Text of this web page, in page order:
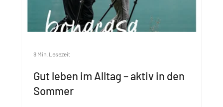
Gut leben im Alltag – aktiv in den
Sommer
8 Min. Lesezeit